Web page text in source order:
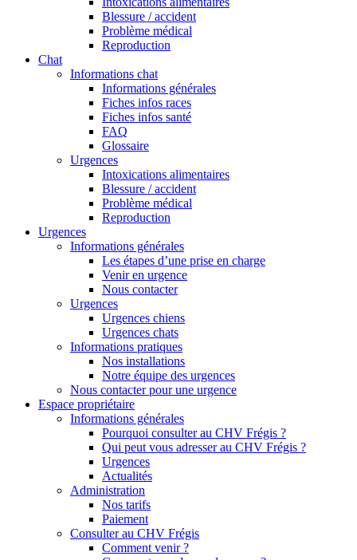
Blessure / accident
Problème médical
Reproduction
Chat
Informations chat
Informations générales
Fiches infos races
Fiches infos santé
FAQ
Glossaire
Urgences
Intoxications alimentaires
Blessure / accident
Problème médical
Reproduction
Urgences
Informations générales
Les étapes d’une prise en charge
Venir en urgence
Nous contacter
Urgences
Urgences chiens
Urgences chats
Informations pratiques
Nos installations
Notre équipe des urgences
Nous contacter pour une urgence
Espace propriétaire
Informations générales
Pourquoi consulter au CHV Frégis ?
Qui peut vous adresser au CHV Frégis ?
Urgences
Actualités
Administration
Nos tarifs
Paiement
Consulter au CHV Frégis
Comment venir ?